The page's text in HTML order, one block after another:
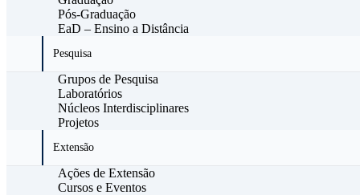
Pós-Graduação
EaD – Ensino a Distância
Pesquisa
Grupos de Pesquisa
Laboratórios
Núcleos Interdisciplinares
Projetos
Extensão
Ações de Extensão
Cursos e Eventos